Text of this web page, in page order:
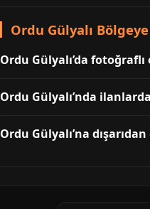
Ordu Gülyalı
Ordu Gülyalı’da
Ordu Gülyalı’nda
Ordu Gülyalı’na